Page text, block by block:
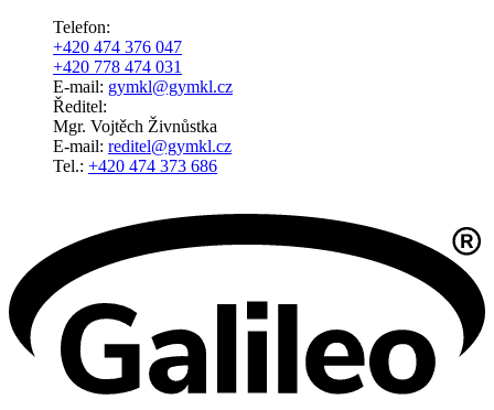
Telefon:
+420 474 376 047
+420 778 474 031
E-mail: gymkl@gymkl.cz
Ředitel:
Mgr. Vojtěch Živnůstka
E-mail: reditel@gymkl.cz
Tel.: +420 474 373 686